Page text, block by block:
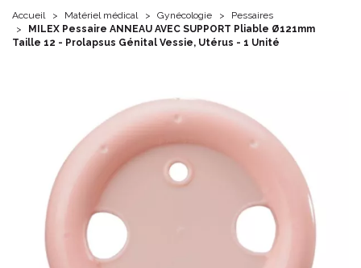
Accueil Matériel médical Gynécologie
Pessaires
MILEX Pessaire ANNEAU AVEC SUPPORT Pliable Ø121mm
Taille 12 - Prolapsus Génital Vessie, Utérus - 1 Unité